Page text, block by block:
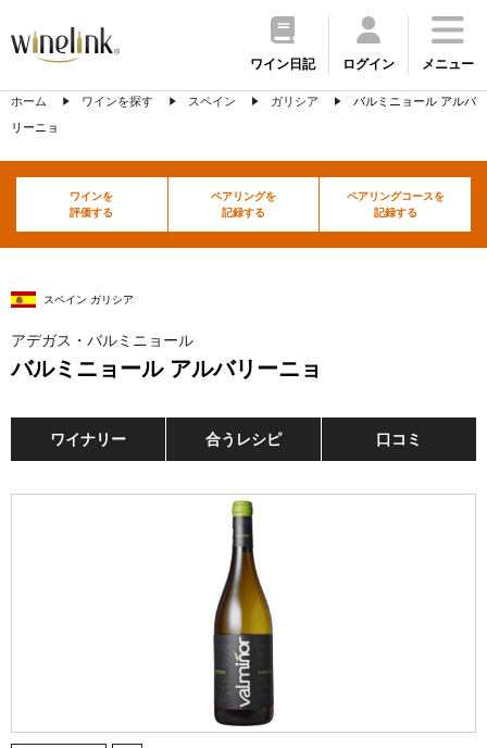
ワイン日記 ログイン メニュー
ホーム ワインを探す スペイン ガリシア
バルミニョール アルバ
リーニョ
ワインを
評価する
ペアリングを
記録する
ペアリングコースを
記録する
スペイン ガリシア
アデガス・バルミニョール
バルミニョール アルバリーニョ
ワイナリー 合うレシピ 口コミ